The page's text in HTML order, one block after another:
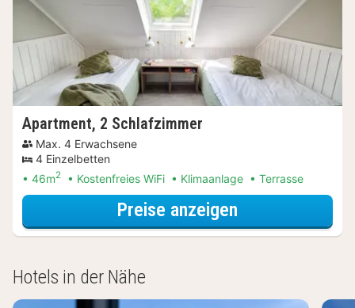
Apartment, 2 Schlafzimmer
Max. 4 Erwachsene
4 Einzelbetten
46m2 Kostenfreies WiFi Klimaanlage Terrasse
Preise anzeigen
Hotels in der Nähe